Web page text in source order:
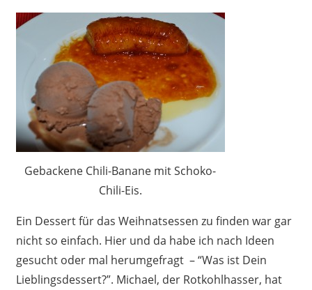
Gebackene Chili-Banane mit Schoko-
Chili-Eis.
Ein Dessert für das Weihnatsessen zu finden war gar
nicht so einfach. Hier und da habe ich nach Ideen
gesucht oder mal herumgefragt – “Was ist Dein
Lieblingsdessert?”. Michael, der Rotkohlhasser, hat